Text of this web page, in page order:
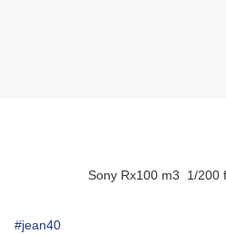
Sony Rx100 m3 1/200
#jean40